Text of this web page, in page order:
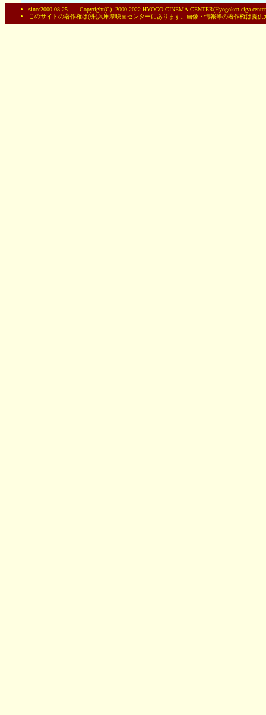
since2000.08.25 Copyright(C). 2000-2022 HYOGO-CINEMA-CENTER(Hyogoken-eiga-
このサイトの著作権は(株)兵庫県映画センターにあります。画像・情報等の著作権は提